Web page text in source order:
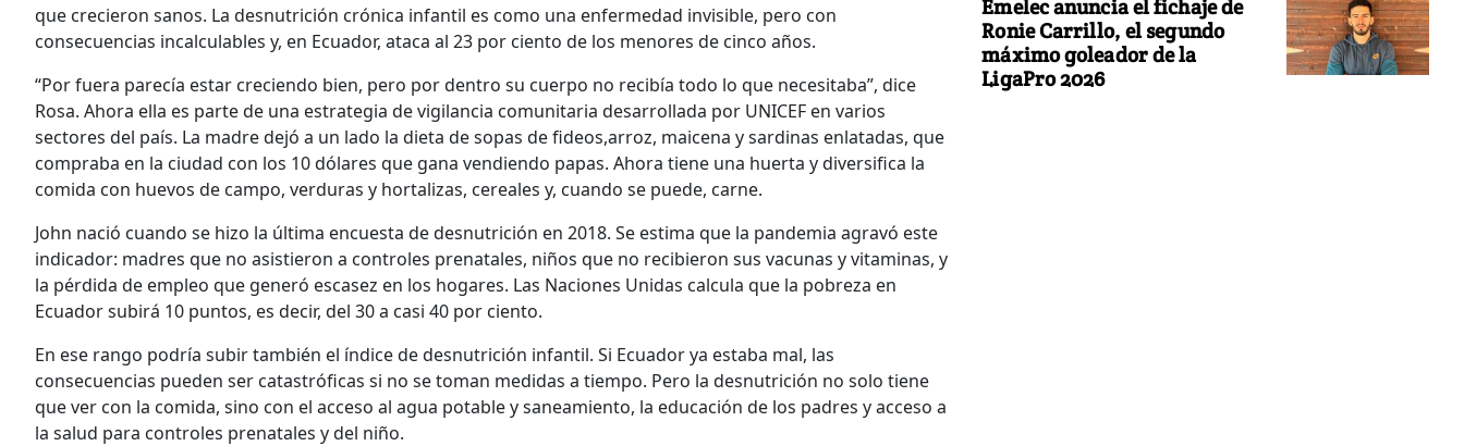
que crecieron sanos. La desnutrición crónica infantil es como una enfermedad invisible, pero con
consecuencias incalculables y, en Ecuador, ataca al 23 por ciento de los menores de cinco años.
“Por fuera parecía estar creciendo bien, pero por dentro su cuerpo no recibía todo lo que necesitaba”, dice
Rosa. Ahora ella es parte de una estrategia de vigilancia comunitaria desarrollada por UNICEF en varios
sectores del país. La madre dejó a un lado la dieta de sopas de fideos,arroz, maicena y sardinas enlatadas, que
compraba en la ciudad con los 10 dólares que gana vendiendo papas. Ahora tiene una huerta y diversifica la
comida con huevos de campo, verduras y hortalizas, cereales y, cuando se puede, carne.
John nació cuando se hizo la última encuesta de desnutrición en 2018. Se estima que la pandemia agravó este
indicador: madres que no asistieron a controles prenatales, niños que no recibieron sus vacunas y vitaminas, y
la pérdida de empleo que generó escasez en los hogares. Las Naciones Unidas calcula que la pobreza en
Ecuador subirá 10 puntos, es decir, del 30 a casi 40 por ciento.
En ese rango podría subir también el índice de desnutrición infantil. Si Ecuador ya estaba mal, las
consecuencias pueden ser catastróficas si no se toman medidas a tiempo. Pero la desnutrición no solo tiene
que ver con la comida, sino con el acceso al agua potable y saneamiento, la educación de los padres y acceso a
la salud para controles prenatales y del niño.
Emelec anuncia el fichaje de
Ronie Carrillo, el segundo
máximo goleador de la
LigaPro 2026